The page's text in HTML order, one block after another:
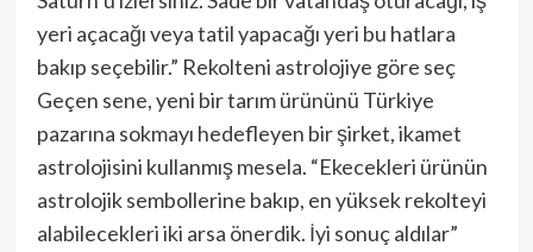
yeri açacağı veya tatil yapacağı yeri bu hatlara
bakıp seçebilir.” Rekolteni astrolojiye göre seç
Geçen sene, yeni bir tarım ürününü Türkiye
pazarına sokmayı hedefleyen bir şirket, ikamet
astrolojisini kullanmış mesela. “Ekecekleri ürünün
astrolojik sembollerine bakıp, en yüksek rekolteyi
alabilecekleri iki arsa önerdik. İyi sonuç aldılar”